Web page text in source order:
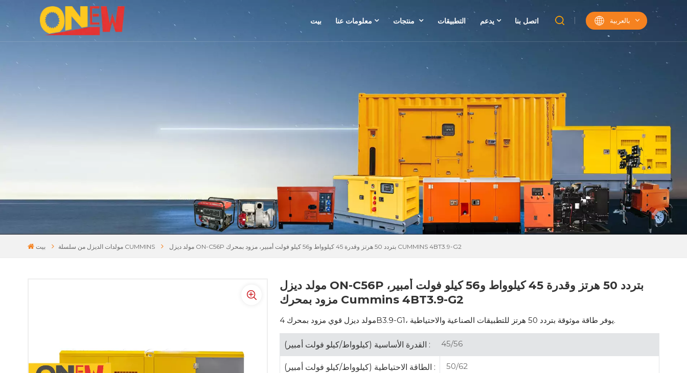
بيت معلومات عنا التطبيقات يدعم اتصل بنا بالعربية
بيت مولدات الديزل من سلسلة CUMMINS مولد ديزل ON-C56P بتردد 50 هرتز وقدرة 45 كيلوواط و56 كيلو فولت أمبير، مزود بمحرك CUMMINS 4BT3.9-G2
مولد ديزل ON-C56P بتردد 50 هرتز وقدرة 45 كيلوواط و56 كيلو فولت أمبير،
مزود بمحرك Cummins 4BT3.9-G2
مولد ديزل قوي مزود بمحرك 4B3.9-G1، يوفر طاقة موثوقة بتردد 50 هرتز للتطبيقات الصناعية والاحتياطية.
القدرة الأساسية (كيلوواط/كيلو فولت أمبير) : 45/56
الطاقة الاحتياطية (كيلوواط/كيلو فولت أمبير) : 50/62